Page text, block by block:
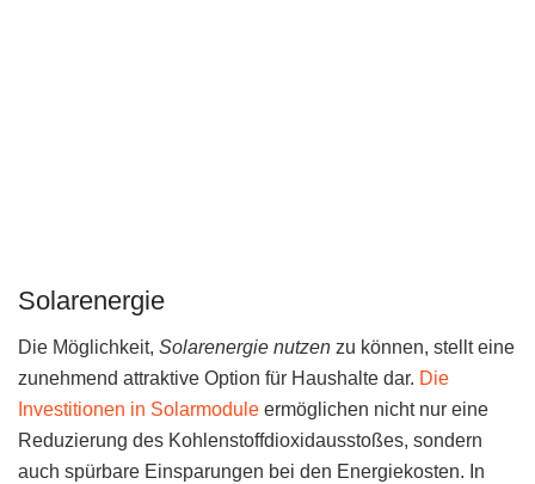
Solarenergie
Die Möglichkeit, Solarenergie nutzen zu können, stellt eine
zunehmend attraktive Option für Haushalte dar. Die
Investitionen in Solarmodule ermöglichen nicht nur eine
Reduzierung des Kohlenstoffdioxidausstoßes, sondern
auch spürbare Einsparungen bei den Energiekosten. In